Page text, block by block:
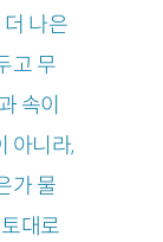
나은
고 무
속이
아니라,
가 물
대로